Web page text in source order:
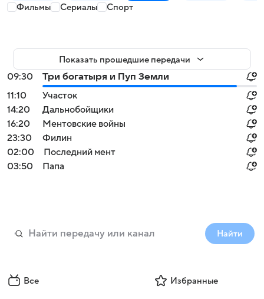
Фильмы Сериалы Спорт
Показать прошедшие передачи
09:30
Три богатыря и Пуп Земли
11:10
Участок
14:20
Дальнобойщики
16:20
Ментовские войны
23:30
Филин
02:00
Последний мент
03:50
Папа
Найти
Все Избранные